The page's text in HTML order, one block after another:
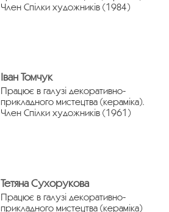
Член Спілки художників (1984)
Іван Томчук
Працює в галузі декоративно-
прикладного мистецтва (кераміка).
Член Спілки художників (1961)
Тетяна Сухорукова
Працює в галузі декоративно-
прикладного мистецтва (кераміка)